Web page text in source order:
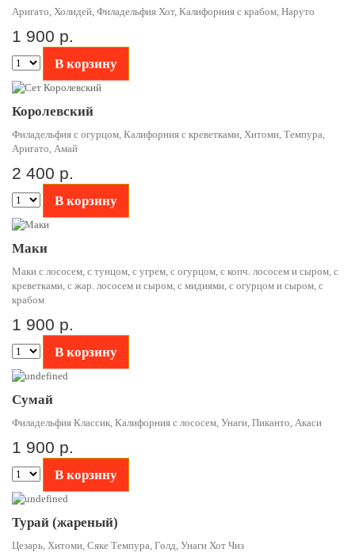
Аригато, Холидей, Филадельфия Хот, Калифорния с крабом, Наруто
1 900 р.
В корзину
Королевский
Филадельфия с огурцом, Калифорния с креветками, Хитоми, Темпура,
Аригато, Амай
2 400 р.
В корзину
Маки
Маки с лососем, с тунцом, с угрем, с огурцом, с копч. лососем и сыром, с
креветками, с жар. лососем и сыром, с мидиями, с огурцом и сыром, с
крабом
1 900 р.
В корзину
Сумай
Филадельфия Классик, Калифорния с лососем, Унаги, Пиканто, Акаси
1 900 р.
В корзину
Турай (жареный)
Цезарь, Хитоми, Сяке Темпура, Голд, Унаги Хот Чиз